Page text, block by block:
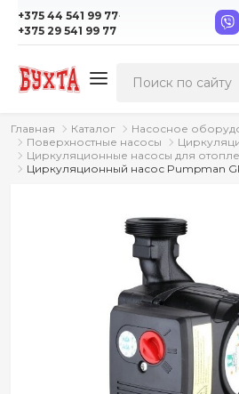
+375 44 541 99 77·
+375 29 541 99 77
Главная Каталог
Насосное
Поверхностные насосы
Циркуляционные насосы для
Циркуляционный насос Pumpman